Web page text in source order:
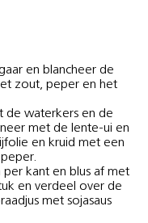
en blancheer de
zout, peper en het
de waterkers en de
met de lente-­ui en
en kruid met een
kant en blus af met
en verdeel over de
met sojasaus